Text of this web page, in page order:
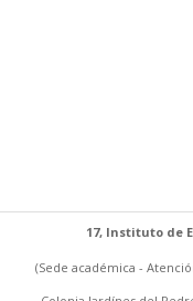
17, Instituto de
(Sede académica -